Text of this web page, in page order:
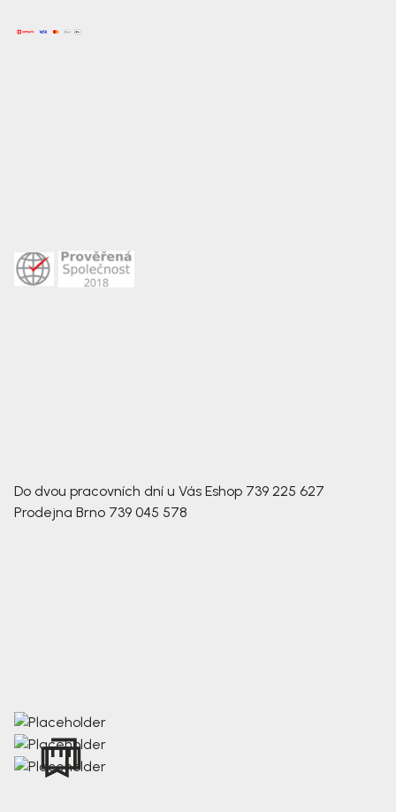
Do dvou pracovních dní u Vás Eshop 739 225 627
Prodejna Brno 739 045 578